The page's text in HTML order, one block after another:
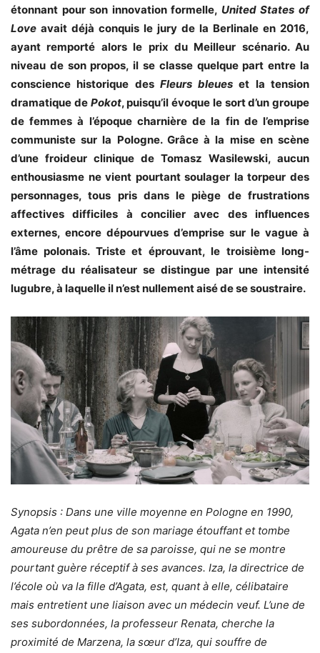
étonnant pour son innovation formelle, United States of
Love avait déjà conquis le jury de la Berlinale en 2016,
ayant remporté alors le prix du Meilleur scénario. Au
niveau de son propos, il se classe quelque part entre la
conscience historique des Fleurs bleues et la tension
dramatique de Pokot, puisqu’il évoque le sort d’un groupe
de femmes à l’époque charnière de la fin de l’emprise
communiste sur la Pologne. Grâce à la mise en scène
d’une froideur clinique de Tomasz Wasilewski, aucun
enthousiasme ne vient pourtant soulager la torpeur des
personnages, tous pris dans le piège de frustrations
affectives difficiles à concilier avec des influences
externes, encore dépourvues d’emprise sur le vague à
l’âme polonais. Triste et éprouvant, le troisième long-
métrage du réalisateur se distingue par une intensité
lugubre, à laquelle il n’est nullement aisé de se soustraire.
Synopsis : Dans une ville moyenne en Pologne en 1990,
Agata n’en peut plus de son mariage étouffant et tombe
amoureuse du prêtre de sa paroisse, qui ne se montre
pourtant guère réceptif à ses avances. Iza, la directrice de
l’école où va la fille d’Agata, est, quant à elle, célibataire
mais entretient une liaison avec un médecin veuf. L’une de
ses subordonnées, la professeur Renata, cherche la
proximité de Marzena, la sœur d’Iza, qui souffre de